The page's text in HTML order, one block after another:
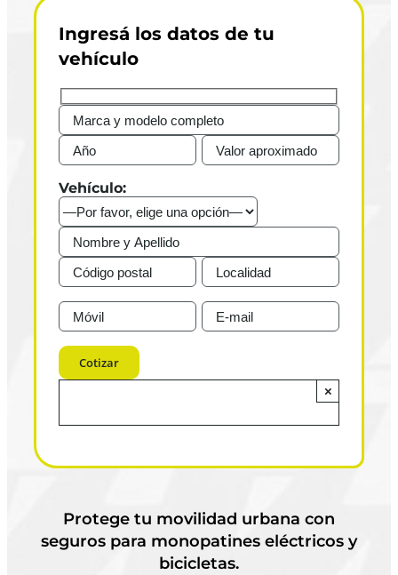
Ingresá los datos de tu
vehículo
Vehículo:
×
Protege tu movilidad urbana con
seguros para monopatines eléctricos y
bicicletas.